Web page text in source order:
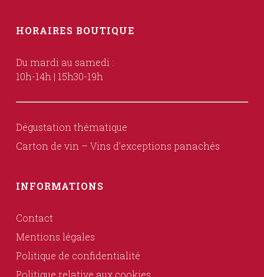
HORAIRES BOUTIQUE
Du mardi au samedi :
10h-14h | 15h30-19h
Dégustation thématique
Carton de vin – Vins d’exceptions panachés
INFORMATIONS
Contact
Mentions légales
Politique de confidentialité
Politique relative aux cookies